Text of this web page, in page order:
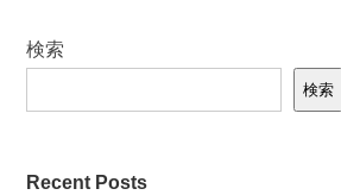
検索
検索
Recent Posts